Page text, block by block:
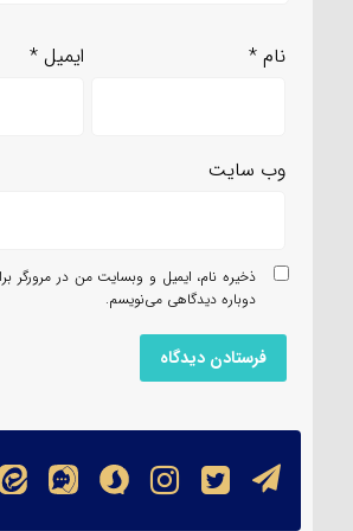
نام* ایمیل*
وب‌ سایت
ذخیره نام، ایمیل و وبسایت من در مرورگر
دوباره دیدگاهی می‌نویسم.